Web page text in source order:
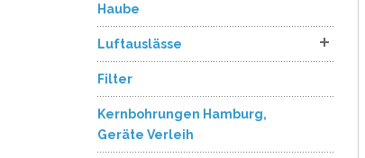
Haube
Luftauslässe
Filter
Kernbohrungen Hamburg,
Geräte Verleih